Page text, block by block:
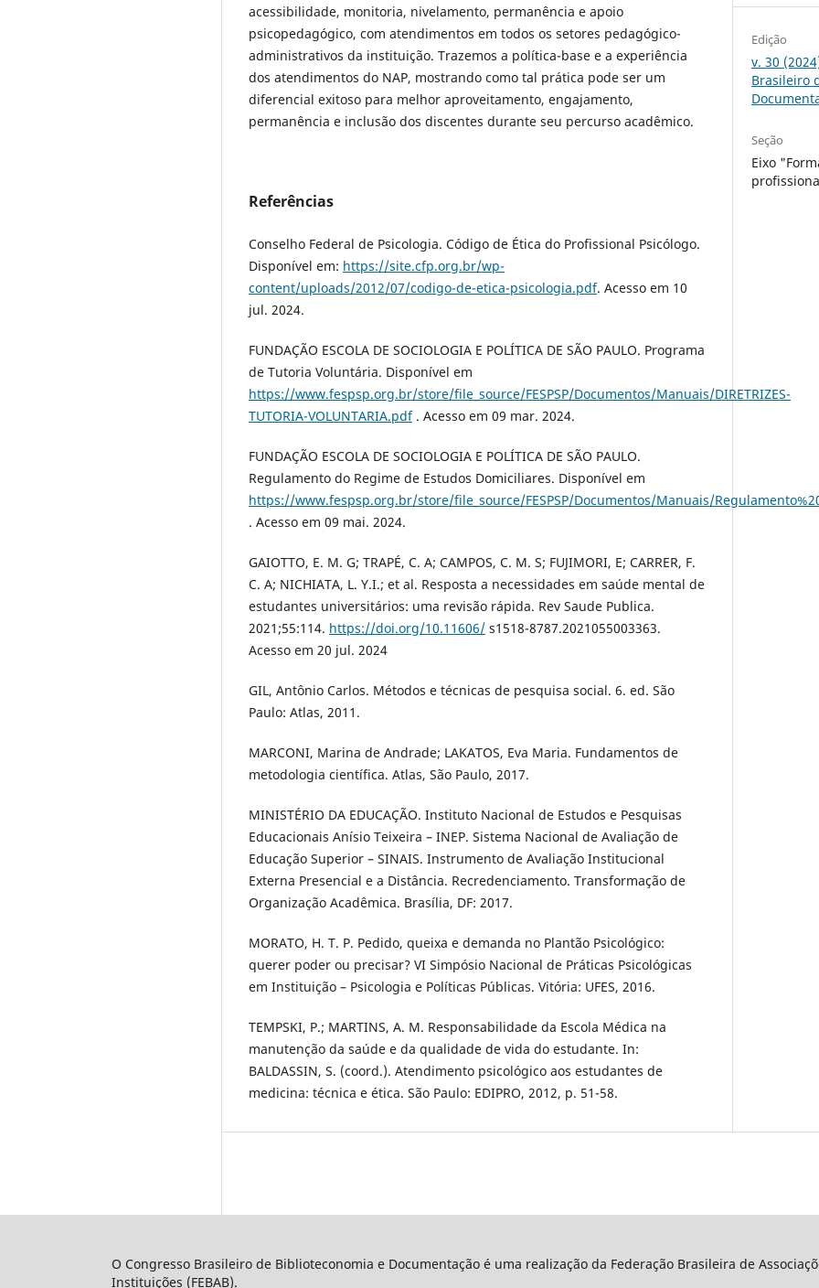
acessibilidade, monitoria, nivelamento, permanência e apoio
psicopedagógico, com atendimentos em todos os setores pedagógico-
administrativos da instituição. Trazemos a política-base e a experiência
dos atendimentos do NAP, mostrando como tal prática pode ser um
diferencial exitoso para melhor aproveitamento, engajamento,
permanência e inclusão dos discentes durante seu percurso acadêmico.
Referências
Conselho Federal de Psicologia. Código de Ética do Profissional Psicólogo.
Disponível em: https://site.cfp.org.br/wp-
content/uploads/2012/07/codigo-de-etica-psicologia.pdf. Acesso em 10
jul. 2024.
FUNDAÇÃO ESCOLA DE SOCIOLOGIA E POLÍTICA DE SÃO PAULO. Programa
de Tutoria Voluntária. Disponível em
https://www.fespsp.org.br/store/file_source/FESPSP/Documentos/Manuais/DIRETRIZES-
TUTORIA-VOLUNTARIA.pdf. Acesso em 09 mar. 2024.
FUNDAÇÃO ESCOLA DE SOCIOLOGIA E POLÍTICA DE SÃO PAULO.
Regulamento do Regime de Estudos Domiciliares. Disponível em
https://www.fespsp.org.br/store/file_source/FESPSP/Documentos/Manuais/
. Acesso em 09 mai. 2024.
GAIOTTO, E. M. G; TRAPÉ, C. A; CAMPOS, C. M. S; FUJIMORI, E; CARRER, F.
C. A; NICHIATA, L. Y.I.; et al. Resposta a necessidades em saúde mental de
estudantes universitários: uma revisão rápida. Rev Saude Publica.
2021;55:114. https://doi.org/10.11606/ s1518-8787.2021055003363.
Acesso em 20 jul. 2024
GIL, Antônio Carlos. Métodos e técnicas de pesquisa social. 6. ed. São
Paulo: Atlas, 2011.
MARCONI, Marina de Andrade; LAKATOS, Eva Maria. Fundamentos de
metodologia científica. Atlas, São Paulo, 2017.
MINISTÉRIO DA EDUCAÇÃO. Instituto Nacional de Estudos e Pesquisas
Educacionais Anísio Teixeira – INEP. Sistema Nacional de Avaliação de
Educação Superior – SINAIS. Instrumento de Avaliação Institucional
Externa Presencial e a Distância. Recredenciamento. Transformação de
Organização Acadêmica. Brasília, DF: 2017.
MORATO, H. T. P. Pedido, queixa e demanda no Plantão Psicológico:
querer poder ou precisar? VI Simpósio Nacional de Práticas Psicológicas
em Instituição – Psicologia e Políticas Públicas. Vitória: UFES, 2016.
TEMPSKI, P.; MARTINS, A. M. Responsabilidade da Escola Médica na
manutenção da saúde e da qualidade de vida do estudante. In:
BALDASSIN, S. (coord.). Atendimento psicológico aos estudantes de
medicina: técnica e ética. São Paulo: EDIPRO, 2012, p. 51-58.
Edição
v. 30
Brasileiro
Seção
Eixo
O Congresso Brasileiro de Biblioteconomia e Documentação é uma realização da Federação Brasileira de
Instituições (FEBAB).